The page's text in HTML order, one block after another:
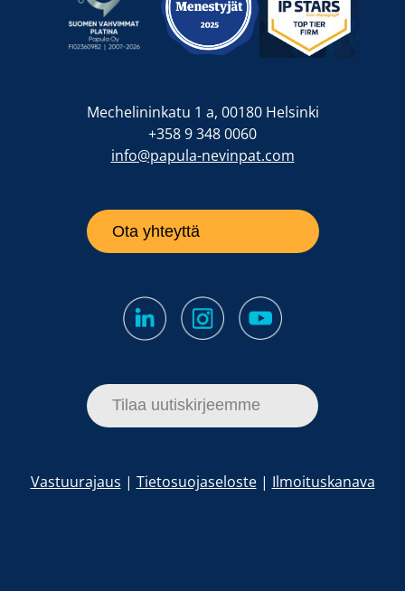
Mechelininkatu 1 a, 00180 Helsinki
+358 9 348 0060
info@papula-nevinpat.com
Ota yhteyttä
Tilaa uutiskirjeemme
Vastuurajaus | Tietosuojaseloste| Ilmoituskanava